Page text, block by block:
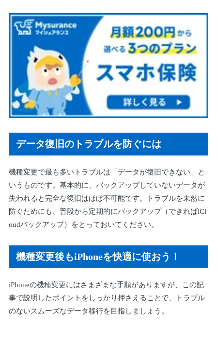
データ復旧のトラブルを防ぐには
機種変更で最も多いトラブルは「データが復旧できない」と
いうものです。基本的に、バックアップしていないデータが
失われると完全な復旧はほぼ不可能です。トラブルを未然に
防ぐためにも、普段から定期的にバックアップ（できればiCl
oudバックアップ）をとっておいてください。
機種変更後もiPhoneを快適に使おう！
iPhoneの機種変更にはさまざまな手順がありますが、この記
事で説明したポイントをしっかり押さえることで、トラブル
のないスムーズなデータ移行を目指しましょう。